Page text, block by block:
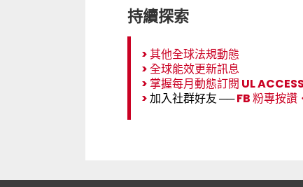
持續探索
>其他全球法規動態
>全球能效更新訊息
> 掌握每月動態訂閱 UL ACCESS
>加入社群好友 ──FB 粉專按讚